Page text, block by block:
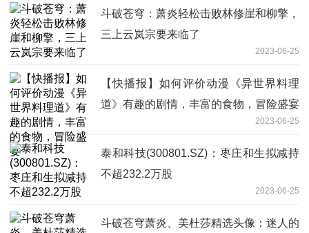
斗破苍穹：萧炎轻松击败林修崖和柳擎，
三上云岚宗要来临了
2023-06-25
【快播报】如何评价动漫《异世界料理
道》有趣的剧情，丰富的食物，冒险盛宴
2023-06-25
泰和科技(300801.SZ)：枣庄和生拟减持
不超232.2万股
2023-06-25
斗破苍穹萧炎、美杜莎精选头像：迷人的